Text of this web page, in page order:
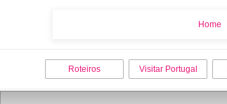
Home
Roteiros Visitar Portugal